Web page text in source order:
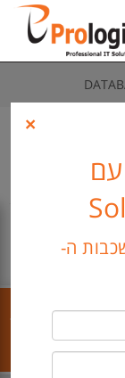
שלח קו"ח
×
X
הצטרפו לDemo עם
ה-